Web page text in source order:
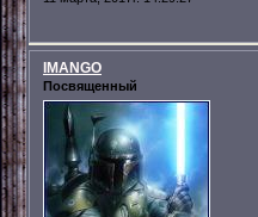
IMANGO
Посвященный